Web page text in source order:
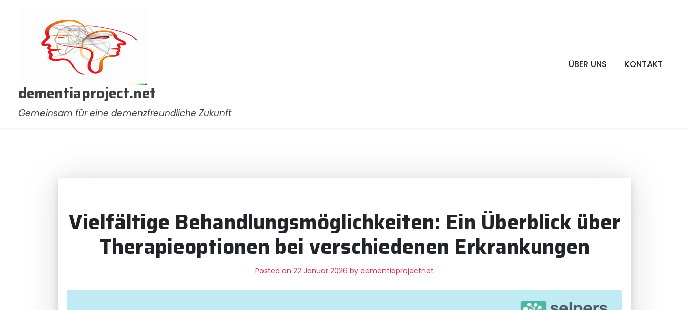
dementiaproject.net
Gemeinsam für eine demenzfreundliche Zukunft
ÜBER UNS KONTAKT
Vielfältige Behandlungsmöglichkeiten: Ein Überblick über
Therapieoptionen bei verschiedenen Erkrankungen
Posted on 22 Januar 2026 by dementiaprojectnet